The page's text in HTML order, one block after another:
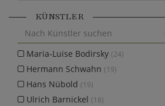
KÜNSTLER
Maria-Luise Bodirsky (24)
Hermann Schwahn (19)
Hans Nübold (19)
Ulrich Barnickel (18)